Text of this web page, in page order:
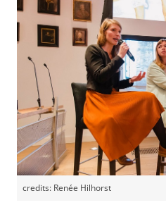
credits: Renée Hilhorst